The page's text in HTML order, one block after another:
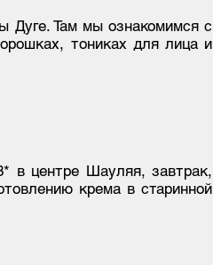
Дуге. Там мы ознакомимся с
тониках для лица и
в центре Шауляя, завтрак,
крема в старинной